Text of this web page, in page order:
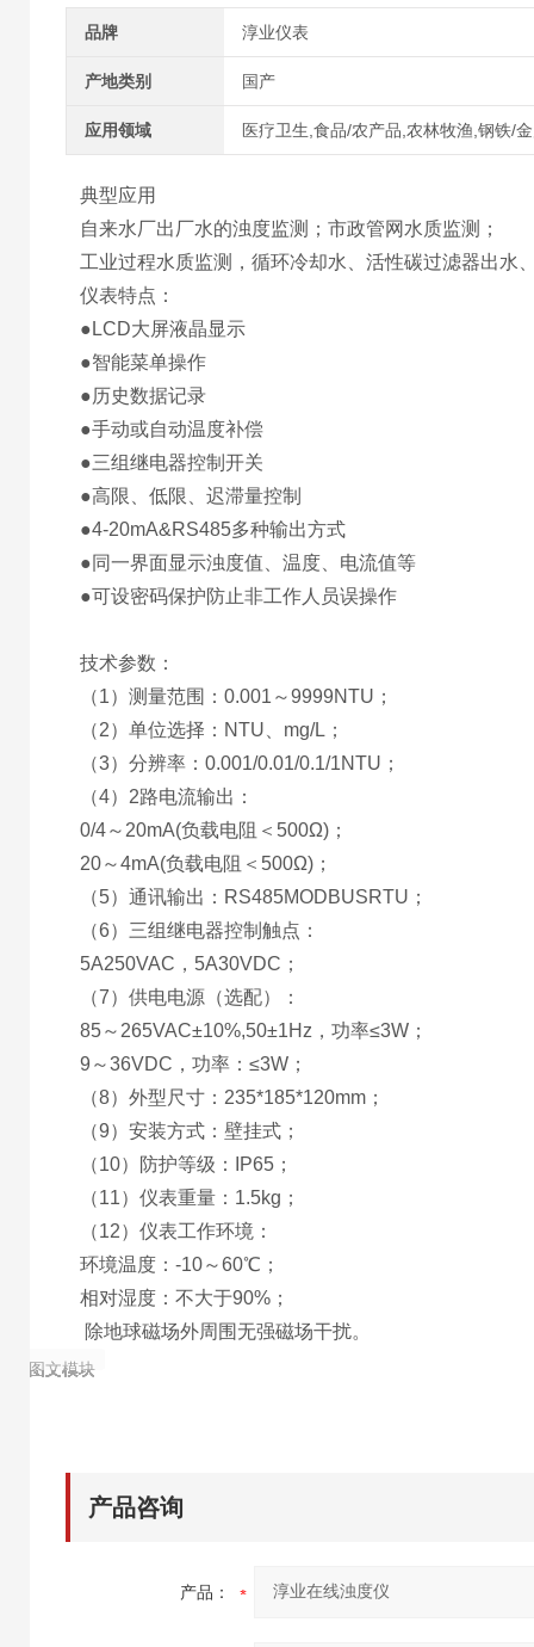
品牌 淳业仪表
产地类别 国产
应用领域 医疗卫生,食品/农产品,农林牧渔,钢铁/
典型应用
自来水厂出厂水的浊度监测；市政管网水质监测；
工业过程水质监测，循环冷却水、活性碳过滤器出水
仪表特点：
●LCD大屏液晶显示
●智能菜单操作
●历史数据记录
●手动或自动温度补偿
●三组继电器控制开关
●高限、低限、迟滞量控制
●4-20mA&RS485多种输出方式
●同一界面显示浊度值、温度、电流值等
●可设密码保护防止非工作人员误操作
技术参数：
（1）测量范围：0.001～9999NTU；
（2）单位选择：NTU、mg/L；
（3）分辨率：0.001/0.01/0.1/1NTU；
（4）2路电流输出：
0/4～20mA(负载电阻＜500Ω)；
20～4mA(负载电阻＜500Ω)；
（5）通讯输出：RS485MODBUSRTU；
（6）三组继电器控制触点：
5A250VAC，5A30VDC；
（7）供电电源（选配）：
85～265VAC±10%,50±1Hz，功率≤3W；
9～36VDC，功率：≤3W；
（8）外型尺寸：235*185*120mm；
（9）安装方式：壁挂式；
（10）防护等级：IP65；
（11）仪表重量：1.5kg；
（12）仪表工作环境：
环境温度：-10～60℃；
相对湿度：不大于90%；
除地球磁场外周围无强磁场干扰。
图文模块
图文模块
图文模块
图文模块
图文模块
图文模块
图文模块
图文模块
图文模块
产品咨询
产品：